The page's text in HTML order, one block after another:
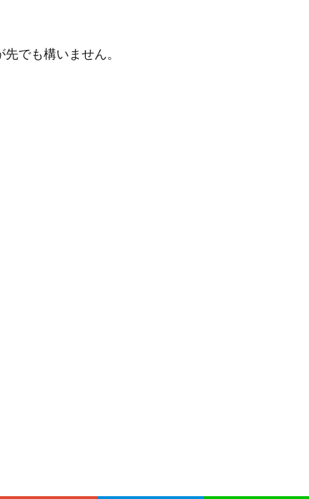
でも構いません。